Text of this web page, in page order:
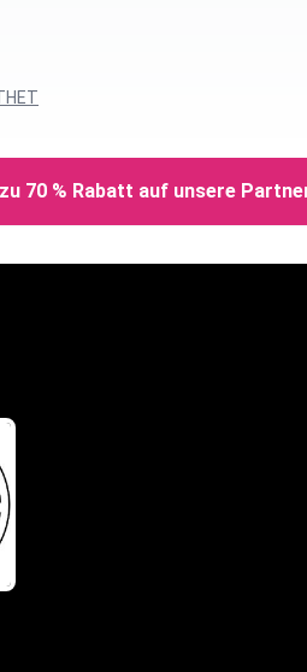
70 % Rabatt auf unsere